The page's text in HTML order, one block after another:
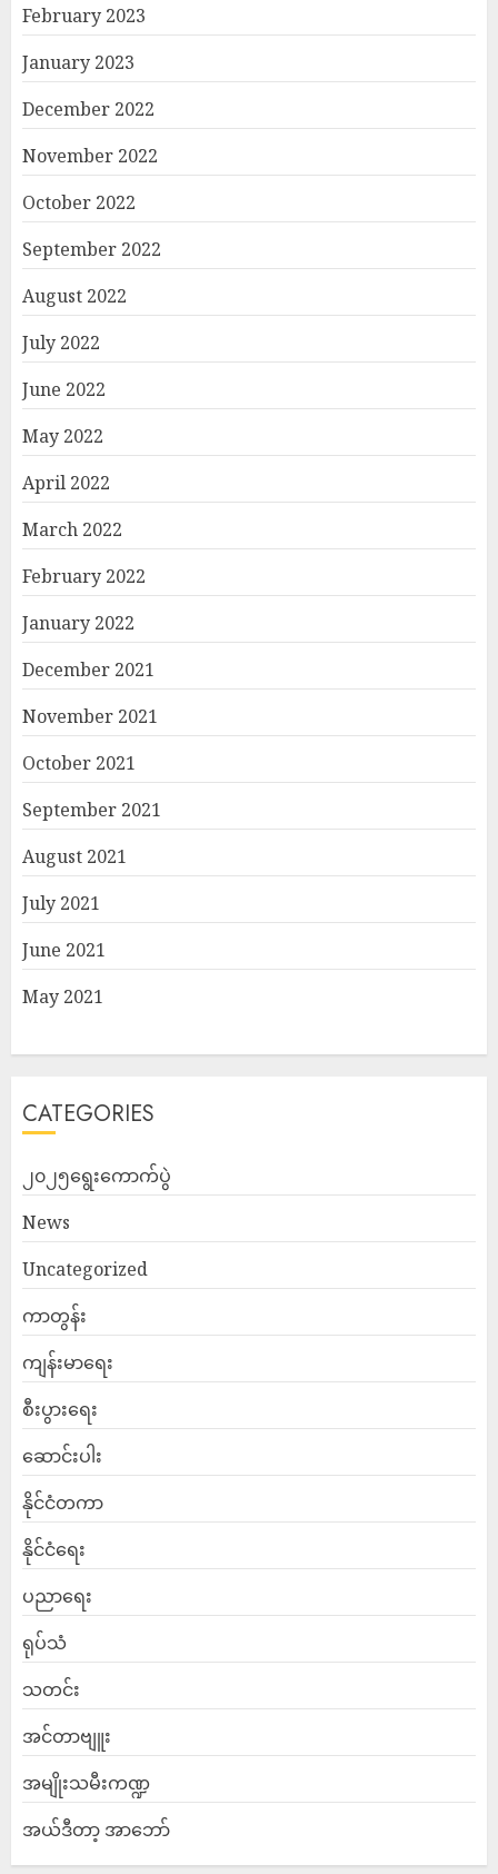
February 2023
January 2023
December 2022
November 2022
October 2022
September 2022
August 2022
July 2022
June 2022
May 2022
April 2022
March 2022
February 2022
January 2022
December 2021
November 2021
October 2021
September 2021
August 2021
July 2021
June 2021
May 2021
CATEGORIES
၂၀၂၅ရွေးကောက်ပွဲ
News
Uncategorized
ကာတွန်း
ကျန်းမာရေး
စီးပွားရေး
ဆောင်းပါး
နိုင်ငံတကာ
နိုင်ငံရေး
ပညာရေး
ရုပ်သံ
သတင်း
အင်တာဗျူး
အမျိုးသမီးကဏ္ဍ
အယ်ဒီတာ့ အာဘော်